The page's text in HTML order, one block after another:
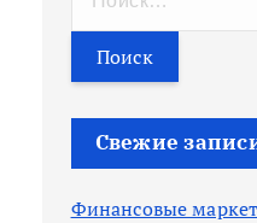
т
и
Свежие
Финансовые